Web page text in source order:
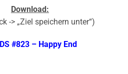
Download:
-> „Ziel speichern unter“)
#823 – Happy End